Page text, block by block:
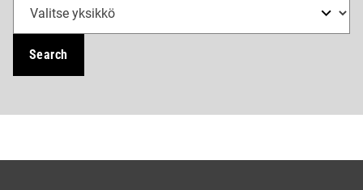
Search